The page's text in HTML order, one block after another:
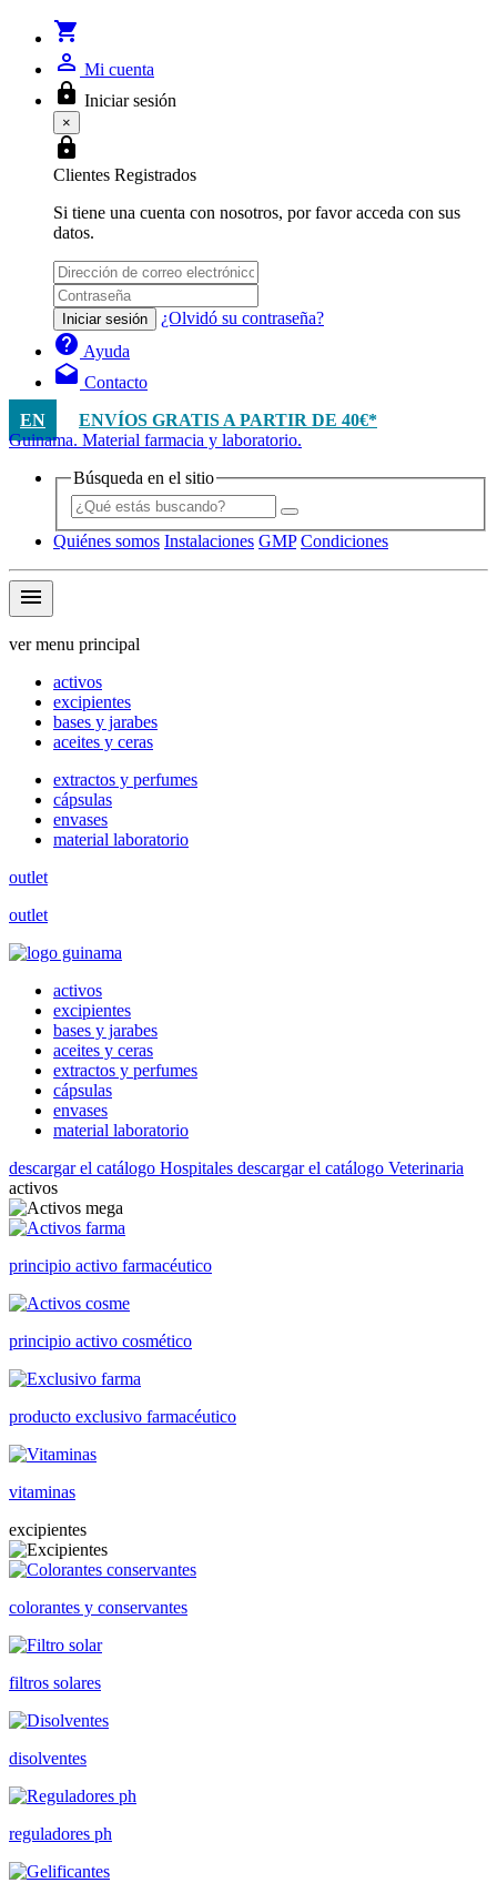
shopping_cart
person_outline Mi cuenta
lock Iniciar sesión
×
lock
Clientes Registrados
Si tiene una cuenta con nosotros, por favor acceda con sus
datos.
Iniciar sesión ¿Olvidó su contraseña?
help Ayuda
drafts Contacto
EN
ENVÍOS GRATIS A PARTIR DE 40€*
Guinama. Material farmacia y laboratorio.
Búsqueda en el sitio
Quiénes somos Instalaciones GMP Condiciones
menu
ver menu principal
activos
excipientes
bases y jarabes
aceites y ceras
extractos y perfumes
cápsulas
envases
material laboratorio
outlet
outlet
activos
excipientes
bases y jarabes
aceites y ceras
extractos y perfumes
cápsulas
envases
material laboratorio
descargar el catálogo Hospitales descargar el catálogo Veterinaria
activos
principio activo farmacéutico
principio activo cosmético
producto exclusivo farmacéutico
vitaminas
excipientes
colorantes y conservantes
filtros solares
disolventes
reguladores ph